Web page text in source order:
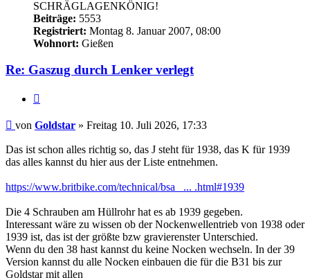
SCHRÄGLAGENKÖNIG!
Beiträge: 5553
Registriert: Montag 8. Januar 2007, 08:00
Wohnort: Gießen
Re: Gaszug durch Lenker verlegt
Beitrag
von Goldstar » Freitag 10. Juli 2026, 17:33
Das ist schon alles richtig so, das J steht für 1938, das K für 1939
das alles kannst du hier aus der Liste entnehmen.
https://www.britbike.com/technical/bsa_ ... .html#1939
Die 4 Schrauben am Hüllrohr hat es ab 1939 gegeben.
Interessant wäre zu wissen ob der Nockenwellentrieb von 1938 oder
1939 ist, das ist der größte bzw gravierenster Unterschied.
Wenn du den 38 hast kannst du keine Nocken wechseln. In der 39
Version kannst du alle Nocken einbauen die für die B31 bis zur
Goldstar mit allen